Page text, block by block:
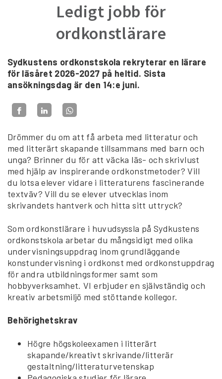
Ledigt jobb för
ordkonstlärare
Sydkustens ordkonstskola rekryterar en lärare
för läsåret 2026-2027 på heltid. Sista
ansökningsdag är den 14:e juni.
Drömmer du om att få arbeta med litteratur och
med litterärt skapande tillsammans med barn och
unga? Brinner du för att väcka läs- och skrivlust
med hjälp av inspirerande ordkonstmetoder? Vill
du lotsa elever vidare i litteraturens fascinerande
textväv? Vill du se elever utvecklas inom
skrivandets hantverk och hitta sitt uttryck?
Som ordkonstlärare i huvudsyssla på Sydkustens
ordkonstskola arbetar du mångsidigt med olika
undervisningsuppdrag inom grundläggande
konstundervisning i ordkonst med ordkonstuppdrag
för andra utbildningsformer samt som
hobbyverksamhet. VI erbjuder en självständig och
kreativ arbetsmiljö med stöttande kollegor.
Behörighetskrav
Högre högskoleexamen i litterärt
skapande/kreativt skrivande/litterär
gestaltning/litteraturvetenskap